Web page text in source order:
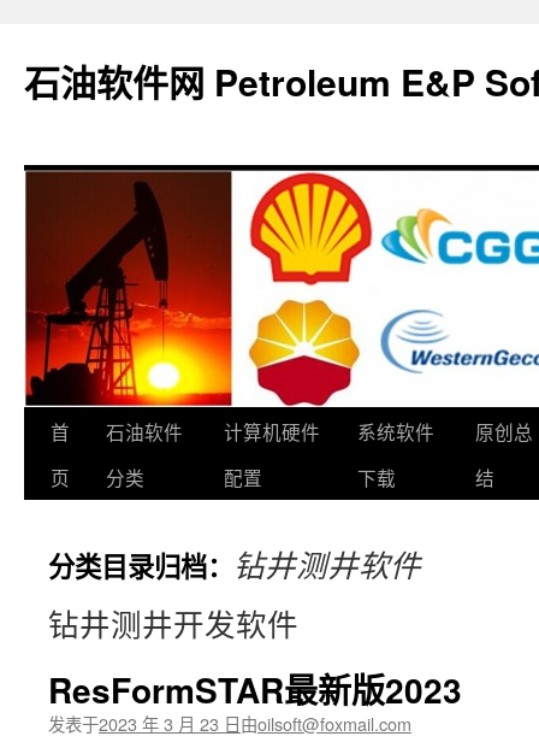
石油软件网 Petroleum E&P
跳
文
首
页
石油软件
分类
计算机硬件
配置
系统软件
下载
原创总
结
分类目录归档： 钻井测井软件
钻井测井开发软件
ResFormSTAR最新版2023
发表于2023 年 3 月 23 日由oilsoft@foxmail.com